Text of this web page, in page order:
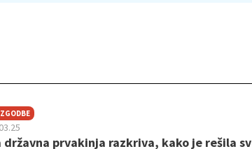
državna prvakinja razkriva, kako je rešila